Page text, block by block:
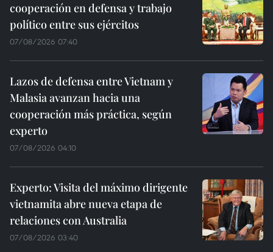
cooperación en defensa y trabajo
político entre sus ejércitos
07/08/2026 07:40
Lazos de defensa entre Vietnam y
Malasia avanzan hacia una
cooperación más práctica, según
experto
07/08/2026 04:10
Experto: Visita del máximo dirigente
vietnamita abre nueva etapa de
relaciones con Australia
07/08/2026 03:40